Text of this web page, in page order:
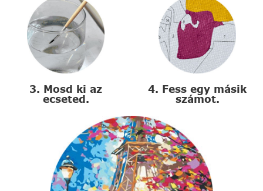
3. Mosd ki az
ecseted.
4. Fess egy másik
számot.